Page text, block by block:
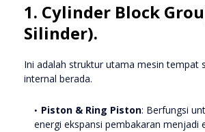
1. Cylinder Block
Silinder).
Ini adalah struktur utama mesin tempat
internal berada.
Piston & Ring Piston: Berfungsi
energi ekspansi pembakaran menjadi